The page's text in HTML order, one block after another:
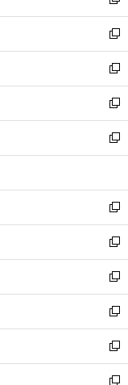
開
く
ウ
で
開
く
ン
ド
ウ
で
開
く
ウ
ィ
ン
ド
ウ
で
開
く
し
い
ウ
ィ
ン
ド
ウ
で
開
新
し
い
ウ
ィ
ン
ド
ウ
開
く
新
し
い
ウ
ィ
ン
ウ
で
開
く
新
し
い
ウ
ン
ド
ウ
で
開
く
新
し
ウ
ィ
ン
ド
ウ
で
開
く
新
し
い
ウ
ィ
ン
ド
ウ
で
開
く
新
し
い
ウ
ィ
ン
ド
ウ
で
新
し
い
ウ
ィ
ン
ド
新
し
い
ウ
新
し